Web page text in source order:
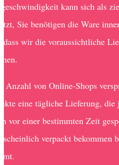
kann sich als
Sie benötigen die Ware
dass wir die voraussichtliche
Anzahl von Online-Shops
eine tägliche Lieferung, die
vor einer bestimmten Zeit
verpackt bekommen